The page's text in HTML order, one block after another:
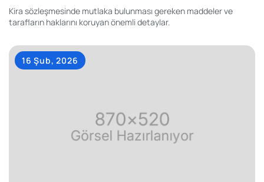
Kira sözleşmesinde mutlaka bulunması gereken maddeler ve
tarafların haklarını koruyan önemli detaylar.
16 Şub, 2026